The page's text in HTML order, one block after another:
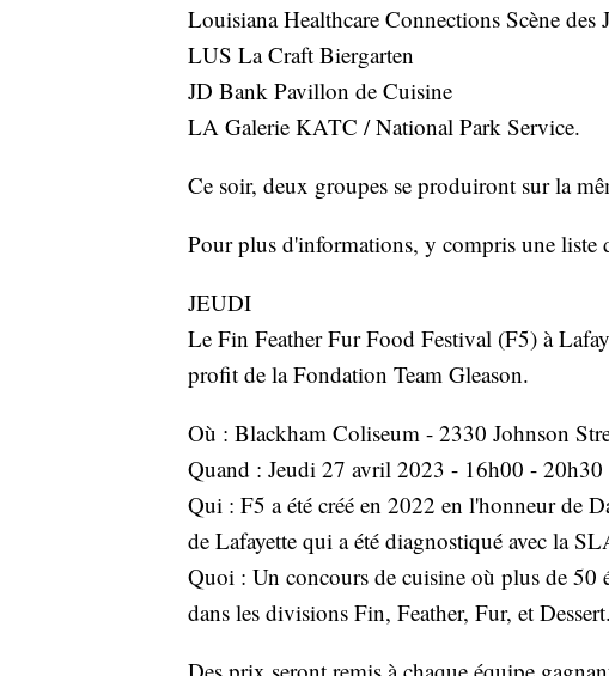
Louisiana Healthcare Connections Scène des
LUS La Craft Biergarten
JD Bank Pavillon de Cuisine
LA Galerie KATC / National Park Service.
Ce soir, deux groupes se produiront sur la
Pour plus d'informations, y compris une liste
JEUDI
Le Fin Feather Fur Food Festival (F5) à
profit de la Fondation Team Gleason.
Où : Blackham Coliseum - 2330 Johnson
Quand : Jeudi 27 avril 2023 - 16h00 - 20h30
Qui : F5 a été créé en 2022 en l'honneur de
de Lafayette qui a été diagnostiqué avec la
Quoi : Un concours de cuisine où plus de 50
dans les divisions Fin, Feather, Fur, et Dessert.